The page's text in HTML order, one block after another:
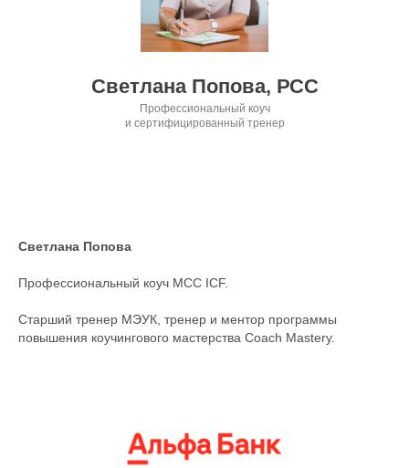
Профессиональный коуч
и сертифицированный тренер
Светлана Попова, РСС
Светлана Попова
Профессиональный коуч МСС ICF.
Старший тренер МЭУК, тренер и ментор программы
повышения коучингового мастерства Coach Mastery.